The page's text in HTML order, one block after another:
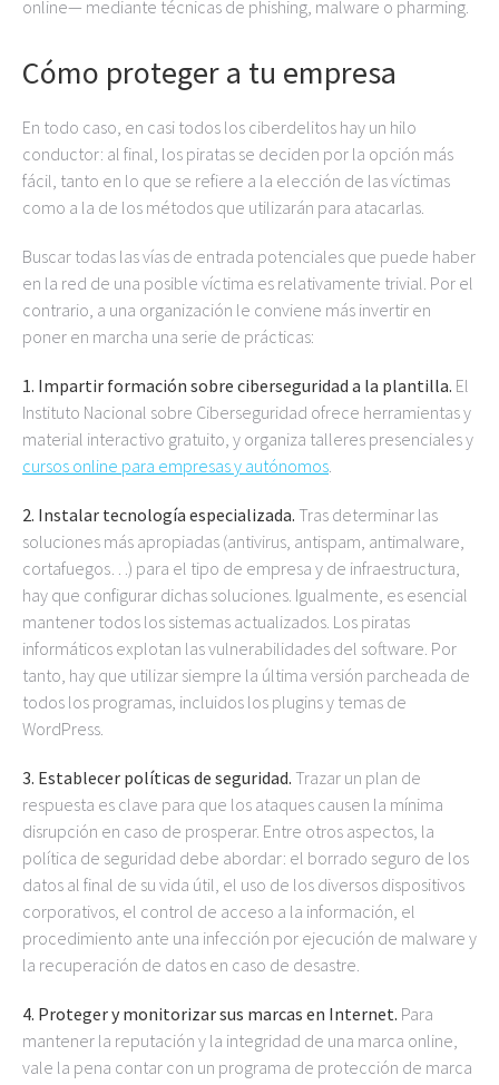
online— mediante técnicas de phishing, malware o pharming.
Cómo proteger a tu empresa
En todo caso, en casi todos los ciberdelitos hay un hilo
conductor: al final, los piratas se deciden por la opción más
fácil, tanto en lo que se refiere a la elección de las víctimas
como a la de los métodos que utilizarán para atacarlas.
Buscar todas las vías de entrada potenciales que puede haber
en la red de una posible víctima es relativamente trivial. Por el
contrario, a una organización le conviene más invertir en
poner en marcha una serie de prácticas:
1. Impartir formación sobre ciberseguridad a la plantilla. El
Instituto Nacional sobre Ciberseguridad ofrece herramientas y
material interactivo gratuito, y organiza talleres presenciales y
cursos online para empresas y autónomos.
2. Instalar tecnología especializada. Tras determinar las
soluciones más apropiadas (antivirus, antispam, antimalware,
cortafuegos…) para el tipo de empresa y de infraestructura,
hay que configurar dichas soluciones. Igualmente, es esencial
mantener todos los sistemas actualizados. Los piratas
informáticos explotan las vulnerabilidades del software. Por
tanto, hay que utilizar siempre la última versión parcheada de
todos los programas, incluidos los plugins y temas de
WordPress.
3. Establecer políticas de seguridad. Trazar un plan de
respuesta es clave para que los ataques causen la mínima
disrupción en caso de prosperar. Entre otros aspectos, la
política de seguridad debe abordar: el borrado seguro de los
datos al final de su vida útil, el uso de los diversos dispositivos
corporativos, el control de acceso a la información, el
procedimiento ante una infección por ejecución de malware y
la recuperación de datos en caso de desastre.
4. Proteger y monitorizar sus marcas en Internet. Para
mantener la reputación y la integridad de una marca online,
vale la pena contar con un programa de protección de marca